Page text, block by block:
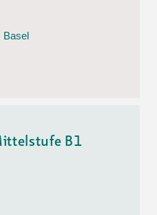
Basel
B1